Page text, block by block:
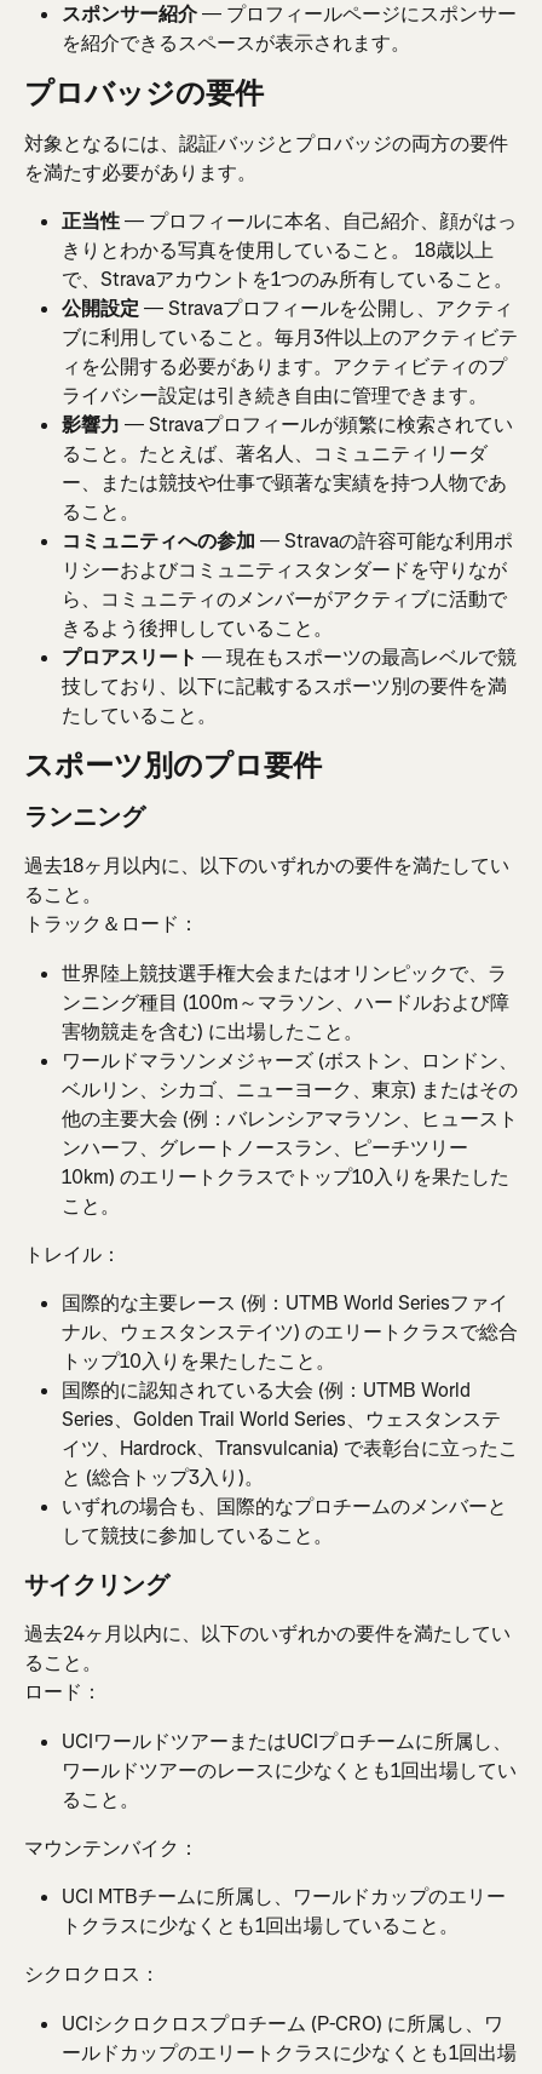
スポンサー紹介 — プロフィールページにスポンサー
を紹介できるスペースが表示されます。
プロバッジの要件
対象となるには、認証バッジとプロバッジの両方の要件
を満たす必要があります。
正当性 — プロフィールに本名、自己紹介、顔がはっ
きりとわかる写真を使用していること。 18歳以上
で、Stravaアカウントを1つのみ所有していること。
公開設定 — Stravaプロフィールを公開し、アクティ
ブに利用していること。毎月3件以上のアクティビテ
ィを公開する必要があります。アクティビティのプ
ライバシー設定は引き続き自由に管理できます。
影響力 — Stravaプロフィールが頻繁に検索されてい
ること。たとえば、著名人、コミュニティリーダ
ー、または競技や仕事で顕著な実績を持つ人物であ
ること。
コミュニティへの参加 — Stravaの許容可能な利用ポ
リシーおよびコミュニティスタンダードを守りなが
ら、コミュニティのメンバーがアクティブに活動で
きるよう後押ししていること。
プロアスリート — 現在もスポーツの最高レベルで競
技しており、以下に記載するスポーツ別の要件を満
たしていること。
スポーツ別のプロ要件
ランニング
過去18ヶ月以内に、以下のいずれかの要件を満たしてい
ること。
トラック＆ロード：
世界陸上競技選手権大会またはオリンピックで、ラ
ンニング種目 (100m～マラソン、ハードルおよび障
害物競走を含む) に出場したこと。
ワールドマラソンメジャーズ (ボストン、ロンドン、
ベルリン、シカゴ、ニューヨーク、東京) またはその
他の主要大会 (例：バレンシアマラソン、ヒュースト
ンハーフ、グレートノースラン、ピーチツリー
10km) のエリートクラスでトップ10入りを果たした
こと。
トレイル：
国際的な主要レース (例：UTMB World Seriesファイ
ナル、ウェスタンステイツ) のエリートクラスで総合
トップ10入りを果たしたこと。
国際的に認知されている大会 (例：UTMB World
Series、Golden Trail World Series、ウェスタンステ
イツ、Hardrock、Transvulcania) で表彰台に立ったこ
と (総合トップ3入り)。
いずれの場合も、国際的なプロチームのメンバーと
して競技に参加していること。
サイクリング
過去24ヶ月以内に、以下のいずれかの要件を満たしてい
ること。
ロード：
UCIワールドツアーまたはUCIプロチームに所属し、
ワールドツアーのレースに少なくとも1回出場してい
ること。
マウンテンバイク：
UCI MTBチームに所属し、ワールドカップのエリー
トクラスに少なくとも1回出場していること。
シクロクロス：
UCIシクロクロスプロチーム (P-CRO) に所属し、ワ
ールドカップのエリートクラスに少なくとも1回出場